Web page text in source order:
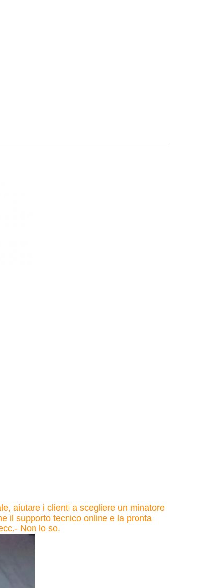
aiutare i clienti a scegliere un minatore
il supporto tecnico online e la pronta
Non lo so.